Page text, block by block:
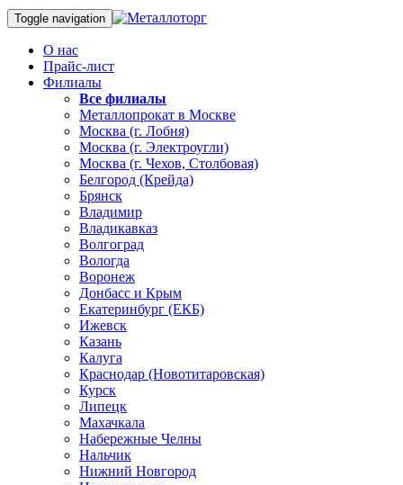
Toggle navigation
О нас
Прайс-лист
Филиалы
Все филиалы
Металлопрокат в Москве
Москва (г. Лобня)
Москва (г. Электроугли)
Москва (г. Чехов, Столбовая)
Белгород (Крейда)
Брянск
Владимир
Владикавказ
Волгоград
Вологда
Воронеж
Донбасс и Крым
Екатеринбург (ЕКБ)
Ижевск
Казань
Калуга
Краснодар (Новотитаровская)
Курск
Липецк
Махачкала
Набережные Челны
Нальчик
Нижний Новгород